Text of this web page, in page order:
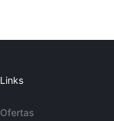
Links
Ofertas